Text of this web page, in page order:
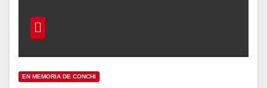
EN MEMORIA DE CONCHI